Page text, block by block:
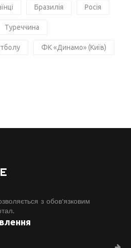
Бразилія Росія
Туреччина
ФК «Динамо» (Київ)
з обов'язковим